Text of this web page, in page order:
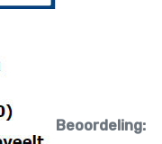
Beoordeling: